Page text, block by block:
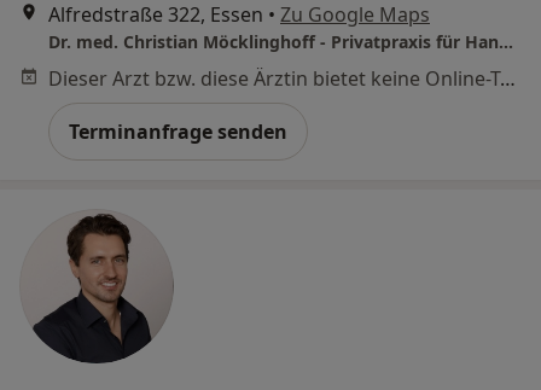
Alfredstraße 322, Essen • Zu Google Maps
Dr. med. Christian Möcklinghoff - Privatpraxis für Handerkrankungen
Dieser Arzt bzw. diese Ärztin bietet keine Online-Terminbuchung an diesem Standort an.
Terminanfrage senden